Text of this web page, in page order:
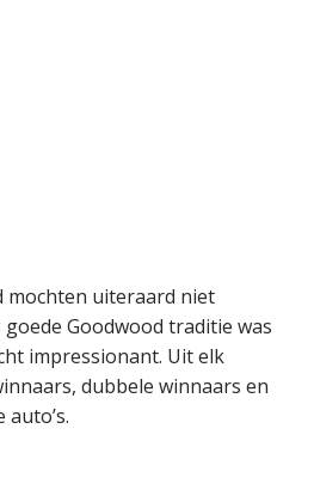
mochten uiteraard niet
Goodwood traditie was
impressionant. Uit elk
dubbele winnaars en